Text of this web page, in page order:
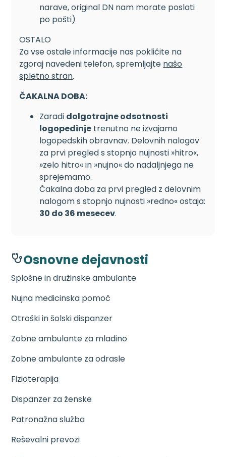
narave, original DN nam morate poslati
po pošti)
OSTALO
Za vse ostale informacije nas pokličite na
zgoraj navedeni telefon, spremljajte našo
spletno stran.
ČAKALNA DOBA:
Zaradi dolgotrajne odsotnosti
logopedinje trenutno ne izvajamo
logopedskih obravnav. Delovnih nalogov
za prvi pregled s stopnjo nujnosti »hitro«,
»zelo hitro« in »nujno« do nadaljnjega ne
sprejemamo.
Čakalna doba za prvi pregled z delovnim
nalogom s stopnjo nujnosti »redno« ostaja:
30 do 36 mesecev.
Osnovne dejavnosti
Splošne in družinske ambulante
Nujna medicinska pomoč
Otroški in šolski dispanzer
Zobne ambulante za mladino
Zobne ambulante za odrasle
Fizioterapija
Dispanzer za ženske
Patronažna služba
Reševalni prevozi